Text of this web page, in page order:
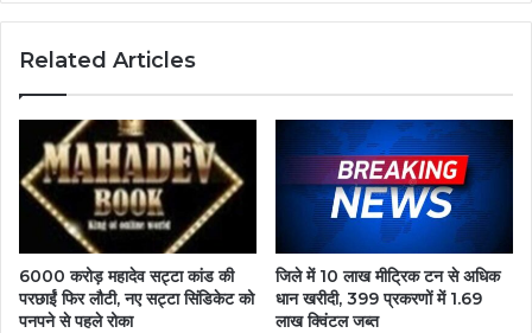
Related Articles
6000 करोड़ महादेव सट्टा कांड की
परछाईं फिर लौटी, नए सट्टा सिंडिकेट को
पनपने से पहले रोका
जिले में 10 लाख मीट्रिक टन से अधिक
धान खरीदी, 399 प्रकरणों में 1.69
लाख क्विंटल जब्त